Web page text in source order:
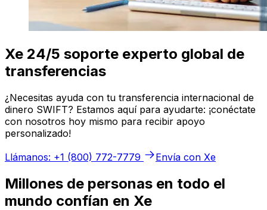
Xe 24/5 soporte experto global de
transferencias
¿Necesitas ayuda con tu transferencia internacional de
dinero SWIFT? Estamos aquí para ayudarte: ¡conéctate
con nosotros hoy mismo para recibir apoyo
personalizado!
Llámanos: +1 (800) 772-7779
Envía con Xe
Millones de personas en todo el
mundo confían en Xe